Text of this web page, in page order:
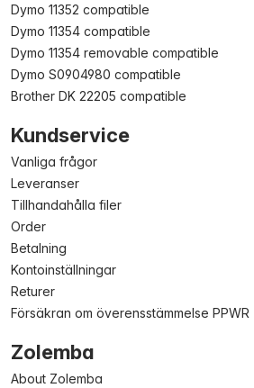
Dymo 11352 compatible
Dymo 11354 compatible
Dymo 11354 removable compatible
Dymo S0904980 compatible
Brother DK 22205 compatible
Kundservice
Vanliga frågor
Leveranser
Tillhandahålla filer
Order
Betalning
Kontoinställningar
Returer
Försäkran om överensstämmelse PPWR
Zolemba
About Zolemba